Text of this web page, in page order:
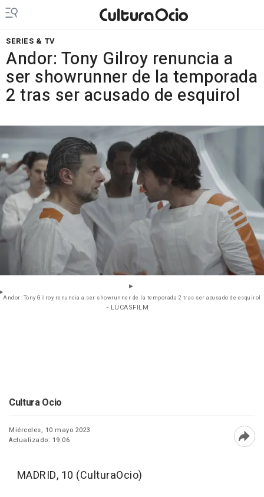
SERIES & TV
Andor: Tony Gilroy renuncia a
ser showrunner de la temporada
2 tras ser acusado de esquirol
Andor: Tony Gilroy renuncia a ser showrunner de la temporada 2 tras ser acusado de esquirol
- LUCASFILM
Cultura Ocio
Miércoles, 10 mayo 2023
Actualizado: 19:06
MADRID, 10 (CulturaOcio)